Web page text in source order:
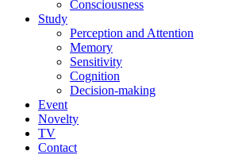
Consciousness
Study
Perception and Attention
Memory
Sensitivity
Cognition
Decision-making
Event
Novelty
TV
Contact